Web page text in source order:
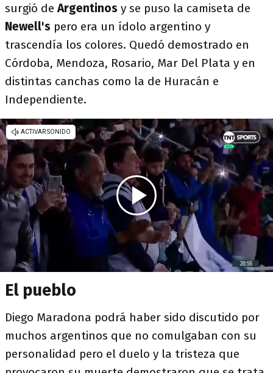
surgió deArgentinos y se puso la camiseta de
Newell's pero era un ídolo argentino y
trascendía los colores. Quedó demostrado en
Córdoba, Mendoza, Rosario, Mar Del Plata y en
distintas canchas como la de Huracán e
Independiente.
El pueblo
Diego Maradona podrá haber sido discutido por
muchos argentinos que no comulgaban con su
personalidad pero el duelo y la tristeza que